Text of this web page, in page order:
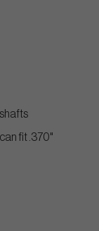
fit .370"